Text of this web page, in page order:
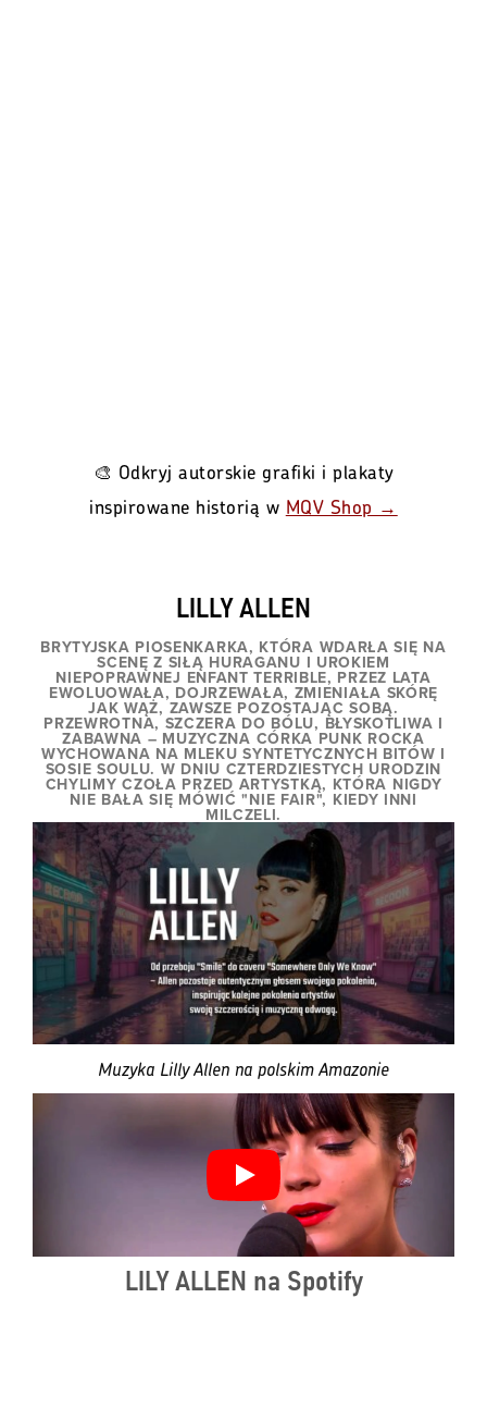
🎨 Odkryj autorskie grafiki i plakaty
inspirowane historią w MQV Shop →
LILLY ALLEN
BRYTYJSKA PIOSENKARKA, KTÓRA WDARŁA SIĘ NA
SCENĘ Z SIŁĄ HURAGANU I UROKIEM
NIEPOPRAWNEJ ENFANT TERRIBLE, PRZEZ LATA
EWOLUOWAŁA, DOJRZEWAŁA, ZMIENIAŁA SKÓRĘ
JAK WĄŻ, ZAWSZE POZOSTAJĄC SOBĄ.
PRZEWROTNA, SZCZERA DO BÓLU, BŁYSKOTLIWA I
ZABAWNA – MUZYCZNA CÓRKA PUNK ROCKA
WYCHOWANA NA MLEKU SYNTETYCZNYCH BITÓW I
SOSIE SOULU. W DNIU CZTERDZIESTYCH URODZIN
CHYLIMY CZOŁA PRZED ARTYSTKĄ, KTÓRA NIGDY
NIE BAŁA SIĘ MÓWIĆ "NIE FAIR", KIEDY INNI
MILCZELI.
Muzyka Lilly Allen na polskim Amazonie
LILY ALLEN na Spotify